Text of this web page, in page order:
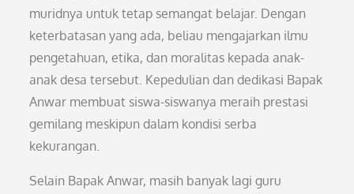
muridnya untuk tetap semangat belajar. Dengan
keterbatasan yang ada, beliau mengajarkan ilmu
pengetahuan, etika, dan moralitas kepada anak-
anak desa tersebut. Kepedulian dan dedikasi Bapak
Anwar membuat siswa-siswanya meraih prestasi
gemilang meskipun dalam kondisi serba
kekurangan.
Selain Bapak Anwar, masih banyak lagi guru